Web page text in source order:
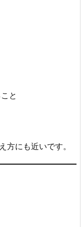
と
にも近いです。